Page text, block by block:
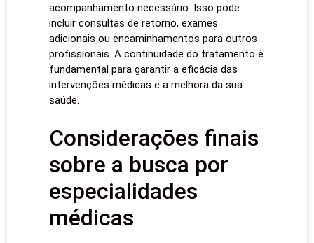
acompanhamento necessário. Isso pode
incluir consultas de retorno, exames
adicionais ou encaminhamentos para outros
profissionais. A continuidade do tratamento é
fundamental para garantir a eficácia das
intervenções médicas e a melhora da sua
saúde.
Considerações finais
sobre a busca por
especialidades
médicas